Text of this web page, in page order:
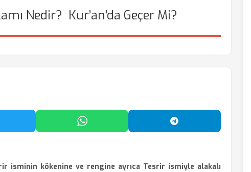
Nedir? Kur’an’da Geçer Mi?
Paylaş WhatsApp'ta Paylaş Telegram'da
isminin kökenine ve rengine ayrıca Tesrir ismiyle alakalı